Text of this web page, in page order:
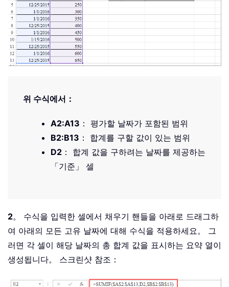
위 수식에서：
A2:A13 ： 평가할 날짜가 포함된 범위
B2:B13 ： 합계를 구할 값이 있는 범위
D2 ： 합계 값을 구하려는 날짜를 제공하는
「기준」 셀
2。 수식을 입력한 셀에서 채우기 핸들을 아래로 드래그하
여 아래의 모든 고유 날짜에 대해 수식을 적용하세요。 그
러면 각 셀이 해당 날짜의 총 합계 값을 표시하는 요약 열이
생성됩니다。 스크린샷 참조：